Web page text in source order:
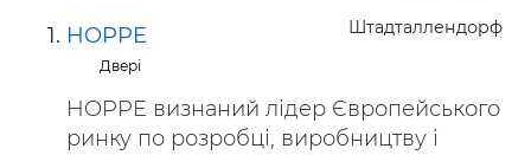
Штадталлендорф
HOPPE
Двері
HOPPE визнаний лідер Європейського
ринку по розробці, виробництву і